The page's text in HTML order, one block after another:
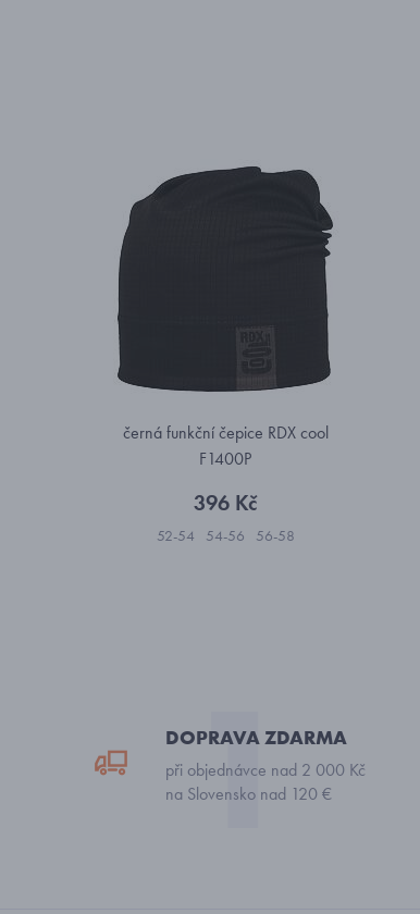
černá funkční čepice RDX cool
F1400P
396 Kč
52-54 54-56 56-58
DOPRAVA ZDARMA
při objednávce nad 2 000 Kč
na Slovensko nad 120 €